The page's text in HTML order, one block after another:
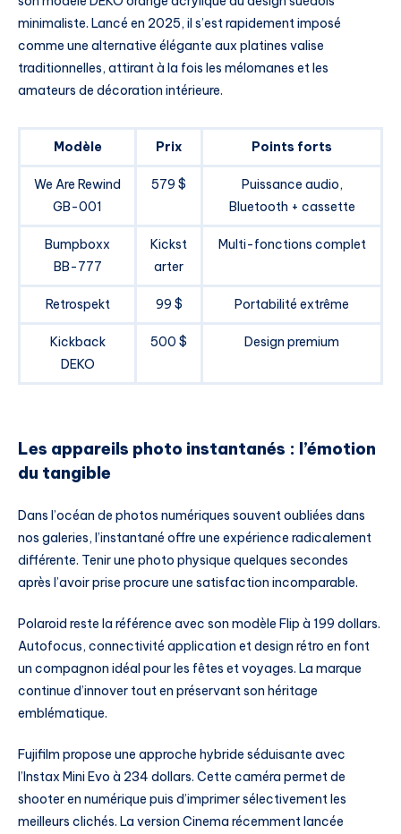
minimaliste. Lancé en 2025, il s’est rapidement imposé
comme une alternative élégante aux platines valise
traditionnelles, attirant à la fois les mélomanes et les
amateurs de décoration intérieure.
Modèle Prix Points forts
We Are Rewind
GB-001
579 $
Puissance audio,
Bluetooth + cassette
Bumpboxx
BB-777
Kickst
arter
Multi-fonctions complet
Retrospekt 99 $ Portabilité extrême
Kickback
DEKO
500 $ Design premium
Les appareils photo instantanés : l’émotion
du tangible
Dans l’océan de photos numériques souvent oubliées dans
nos galeries, l’instantané offre une expérience radicalement
différente. Tenir une photo physique quelques secondes
après l’avoir prise procure une satisfaction incomparable.
Polaroid reste la référence avec son modèle Flip à 199 dollars.
Autofocus, connectivité application et design rétro en font
un compagnon idéal pour les fêtes et voyages. La marque
continue d’innover tout en préservant son héritage
emblématique.
Fujifilm propose une approche hybride séduisante avec
l’Instax Mini Evo à 234 dollars. Cette caméra permet de
shooter en numérique puis d’imprimer sélectivement les
meilleurs clichés. La version Cinema récemment lancée